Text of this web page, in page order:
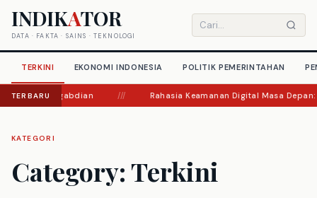
Langsung
ke
konten
INDIKATOR
DATA · FAKTA · SAINS · TEKNOLOGI
Cari
artikel
TERKINI EKONOMI INDONESIA POLITIK PEMERINTAHAN
TERBARU
Pengabdian Rahasia Keamanan Digital Masa Depan:
KATEGORI
Category:Terkini